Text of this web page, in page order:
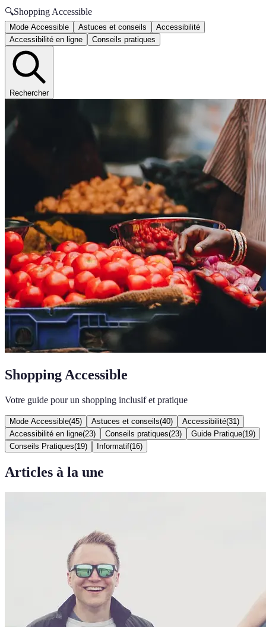
🔍Shopping Accessible
Mode Accessible Astuces et conseils
Accessibilité
Accessibilité en ligne
Conseils pratiques
Rechercher
Shopping Accessible
Votre guide pour un shopping inclusif et pratique
Mode Accessible(45) Astuces et conseils(40) Accessibilité(31 )
Accessibilité en ligne(23) Conseils pratiques(23) Guide Pratique(19)
Conseils Pratiques(19) Informatif(16)
Articles à la une